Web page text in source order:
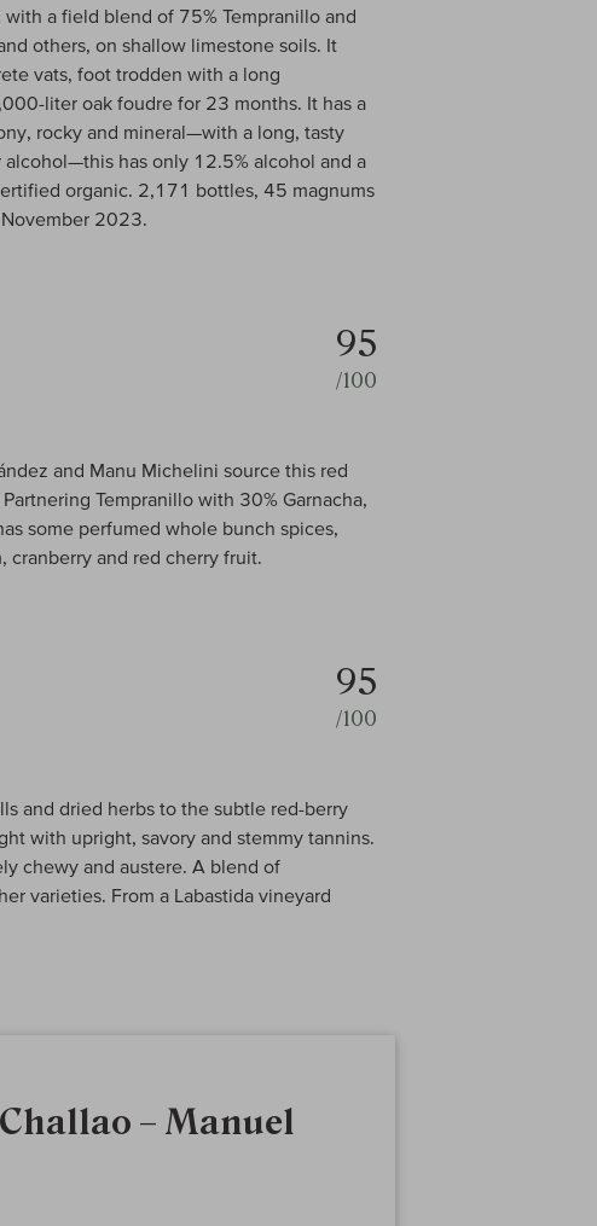
a field blend of 75% Tempranillo and
others, on shallow limestone soils. It
vats, foot trodden with a long
liter oak foudre for 23 months. It has a
rocky and mineral—with a long, tasty
has only 12.5% alcohol and a
organic. 2,171 bottles, 45 magnums
2023.
95
/100
and Manu Michelini source this red
Tempranillo with 30% Garnacha,
some perfumed whole bunch spices,
cranberry and red cherry fruit.
95
/100
and dried herbs to the subtle red-berry
with upright, savory and stemmy tannins.
chewy and austere. A blend of
varieties. From a Labastida vineyard
– Manuel